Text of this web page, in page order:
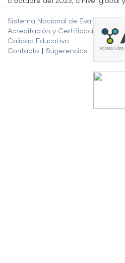
Sistema Nacional de Evaluación,
Acreditación y Certificación de la
Calidad Educativa
Contacto
Sugerencias